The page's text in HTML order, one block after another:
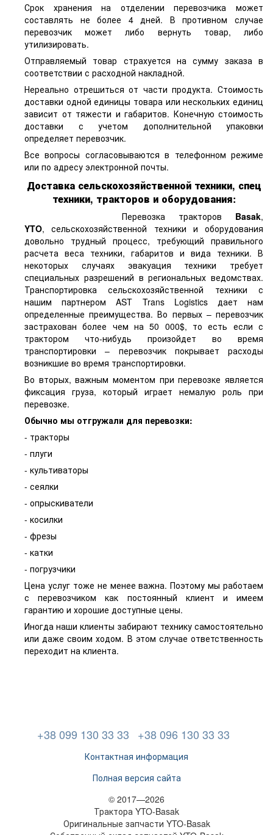
Срок хранения на отделении перевозчика может
составлять не более 4 дней. В противном случае
перевозчик может либо вернуть товар, либо
утилизировать.
Отправляемый товар страхуется на сумму заказа в
соответствии с расходной накладной.
Нереально отрешиться от части продукта. Стоимость
доставки одной единицы товара или нескольких единиц
зависит от тяжести и габаритов. Конечную стоимость
доставки с учетом дополнительной упаковки
определяет перевозчик.
Все вопросы согласовываются в телефонном режиме
или по адресу электронной почты.
Доставка сельскохозяйственной техники, спец
техники, тракторов и оборудования:
Перевозка тракторов Basak,
YTO, сельскохозяйственной техники и оборудования
довольно трудный процесс, требующий правильного
расчета веса техники, габаритов и вида техники. В
некоторых случаях эвакуация техники требует
специальных разрешений в региональных ведомствах.
Транспортировка сельскохозяйственной техники с
нашим партнером AST Trans Logistics дает нам
определенные преимущества. Во первых – перевозчик
застрахован более чем на 50 000$, то есть если с
трактором что-нибудь произойдет во время
транспортировки – перевозчик покрывает расходы
возникшие во время транспортировки.
Во вторых, важным моментом при перевозке является
фиксация груза, который играет немалую роль при
перевозке.
Обычно мы отгружали для перевозки:
- тракторы
- плуги
- культиваторы
- сеялки
- опрыскиватели
- косилки
- фрезы
- катки
- погрузчики
Цена услуг тоже не менее важна. Поэтому мы работаем
с перевозчиком как постоянный клиент и имеем
гарантию и хорошие доступные цены.
Иногда наши клиенты забирают технику самостоятельно
или даже своим ходом. В этом случае ответственность
переходит на клиента.
+38 099 130 33 33 +38 096 130 33 33
Контактная информация
Полная версия сайта
© 2017—2026
Трактора YTO-Basak
Оригинальные запчасти YTO-Basak